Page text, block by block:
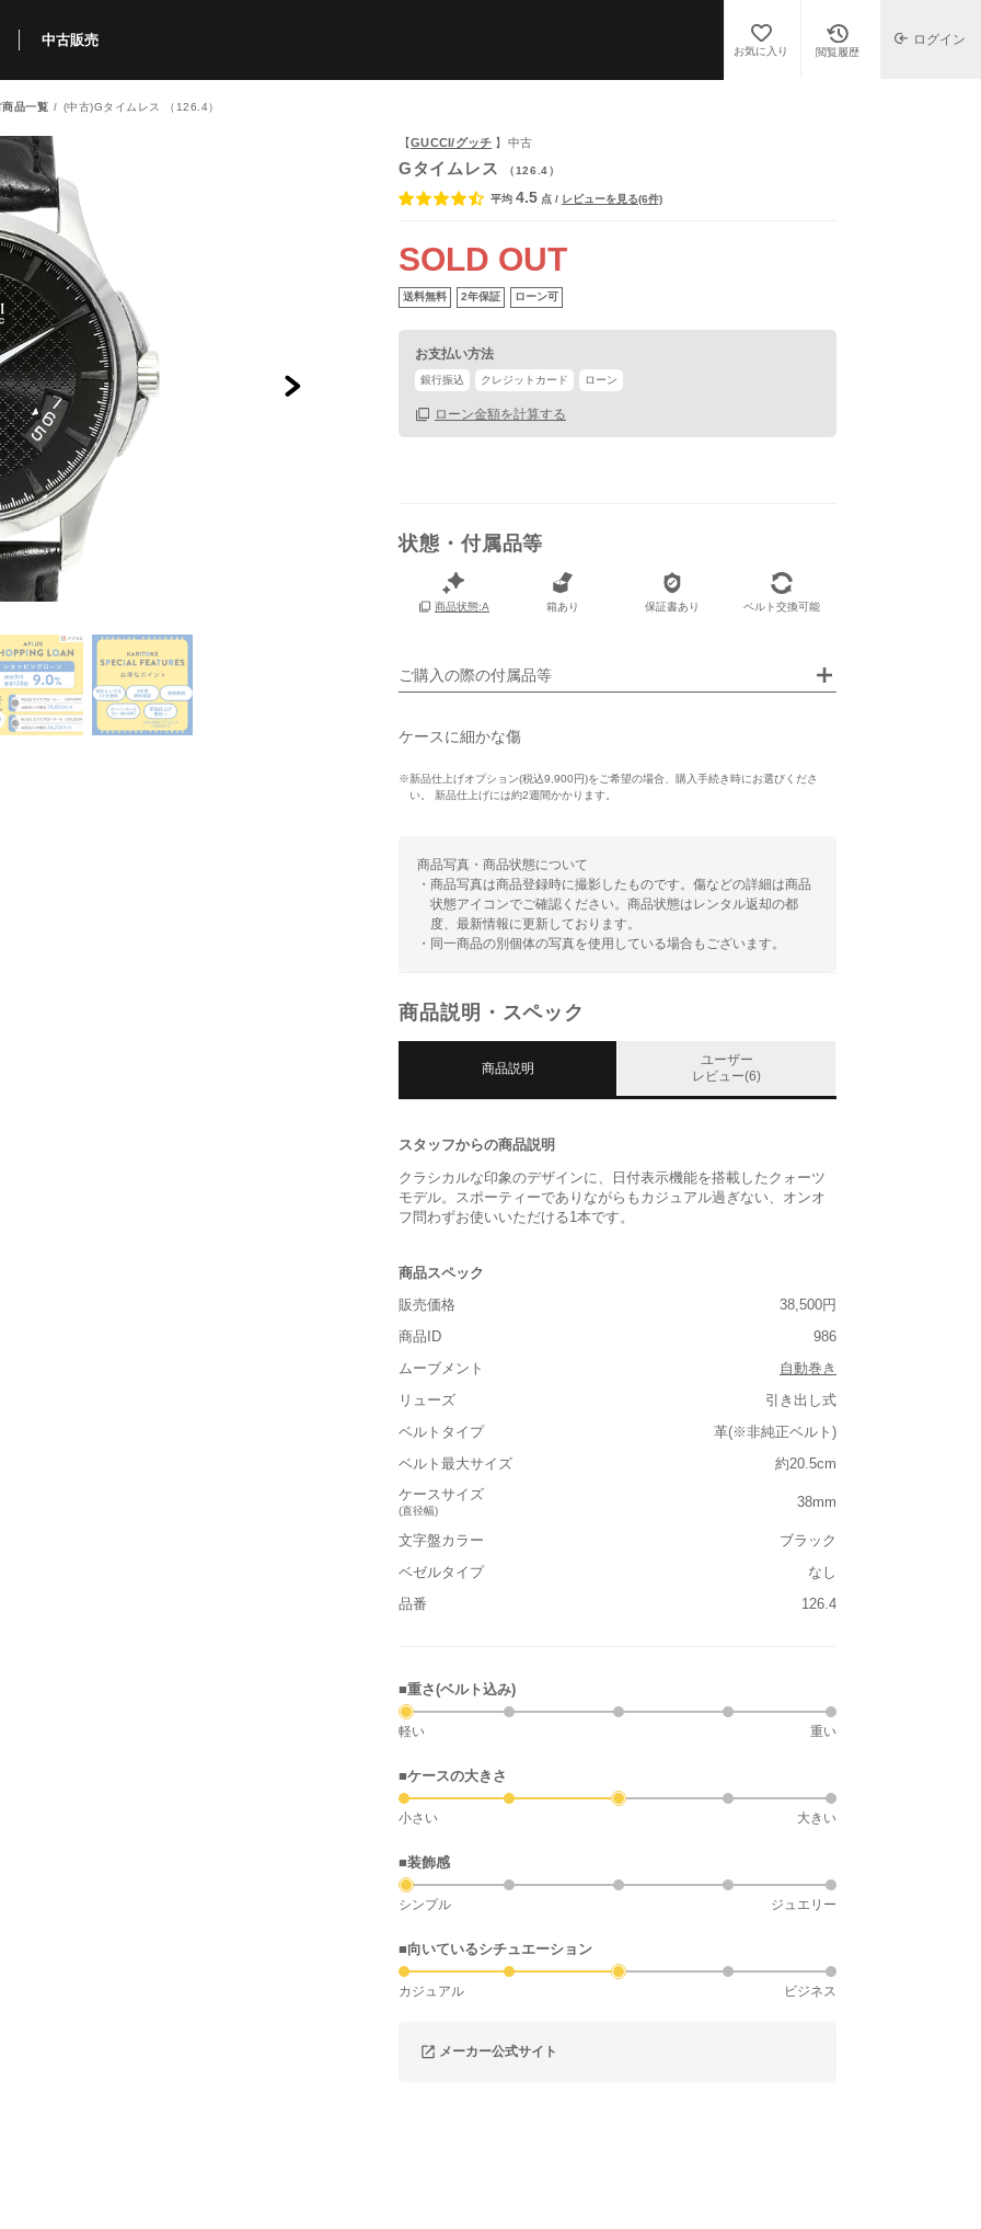
限定商品 購入可能商品
できるポイント カリトケとは？
用方法 Q&A
中古販売
中古販売商品 ブランド一覧
お気に入り 閲覧履歴
ログイン
品一覧 (中古)Gタイムレス （126.4）
【GUCCI/グッチ 】中古
Gタイムレス （126.4）
平均 4.5 点 / レビューを見る(6件)
SOLD OUT
送料無料 2年保証 ローン可
お支払い方法
銀行振込 クレジットカード ローン
ローン金額を計算する
状態・付属品等
商品状態:A 箱あり 保証書あり ベルト交換可能
ご購入の際の付属品等
保証書
あり
箱
あり
ケースに細かな傷
※新品仕上げオプション(税込9,900円)をご希望の場合、購入手続き時にお選びくださ
い。 新品仕上げには約2週間かかります。
商品写真・商品状態について
・商品写真は商品登録時に撮影したものです。傷などの詳細は商品
状態アイコンでご確認ください。商品状態はレンタル返却の都
度、最新情報に更新しております。
・同一商品の別個体の写真を使用している場合もございます。
商品説明・スペック
商品説明
ユーザー
レビュー(6)
スタッフからの商品説明
クラシカルな印象のデザインに、日付表示機能を搭載したクォーツ
モデル。スポーティーでありながらもカジュアル過ぎない、オンオ
フ問わずお使いいただける1本です。
商品スペック
販売価格
38,500円
商品ID
986
ムーブメント
自動巻き
リューズ
引き出し式
ベルトタイプ
革(※非純正ベルト)
ベルト最大サイズ
約20.5cm
ケースサイズ
(直径幅)
38mm
文字盤カラー
ブラック
ベゼルタイプ
なし
品番
126.4
■重さ(ベルト込み)
軽い 重い
■ケースの大きさ
小さい 大きい
■装飾感
シンプル ジュエリー
■向いているシチュエーション
カジュアル ビジネス
メーカー公式サイト